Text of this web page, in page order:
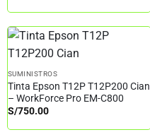
SUMINISTROS
Tinta Epson T12P T12P200 Cian
– WorkForce Pro EM-C800
S/750.00